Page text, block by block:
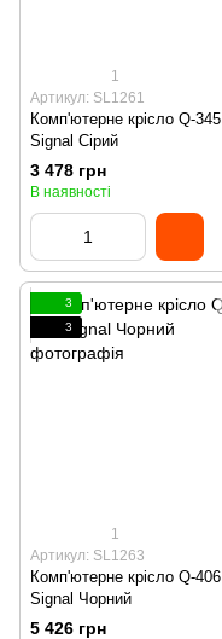
1
Артикул: SL1261
Комп'ютерне крісло Q-345
Signal Сірий
3 478 грн
В наявності
3
3
1
Артикул: SL1263
Комп'ютерне крісло Q-406
Signal Чорний
5 426 грн